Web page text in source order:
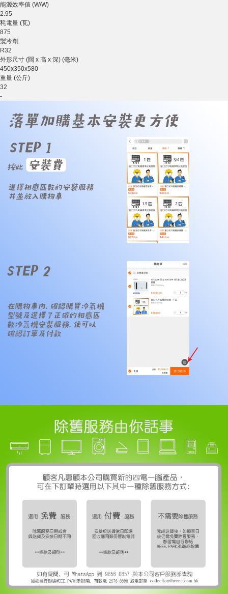
能源效率值 (W/W)
2.95
秏電量 (瓦)
875
製冷劑
R32
外形尺寸 (闊 x 高 x 深) (毫米)
450x350x580
重量 (公斤)
32
-